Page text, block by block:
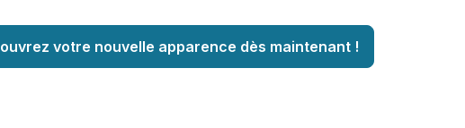
votre nouvelle apparence dès maintenant !